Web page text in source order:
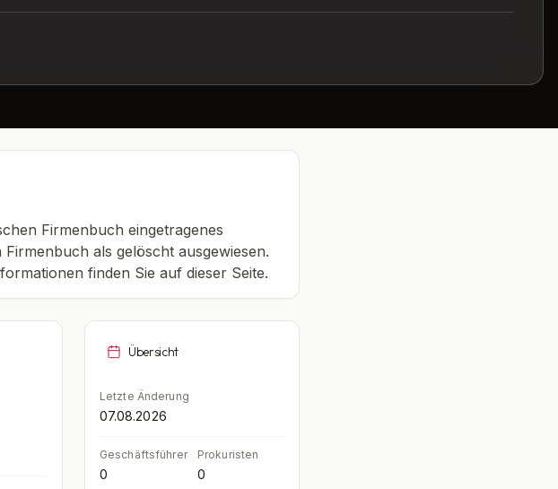
Firmenbuch eingetragenes
als gelöscht ausgewiesen.
finden Sie auf dieser Seite.
Übersicht
Letzte Änderung
07.08.2026
Geschäftsführer
0
Prokuristen
0